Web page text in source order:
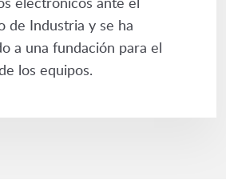
de Industria y se ha
a una fundación para el
los equipos.